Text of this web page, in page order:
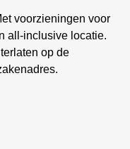
voorzieningen voor
all-inclusive locatie.
op de